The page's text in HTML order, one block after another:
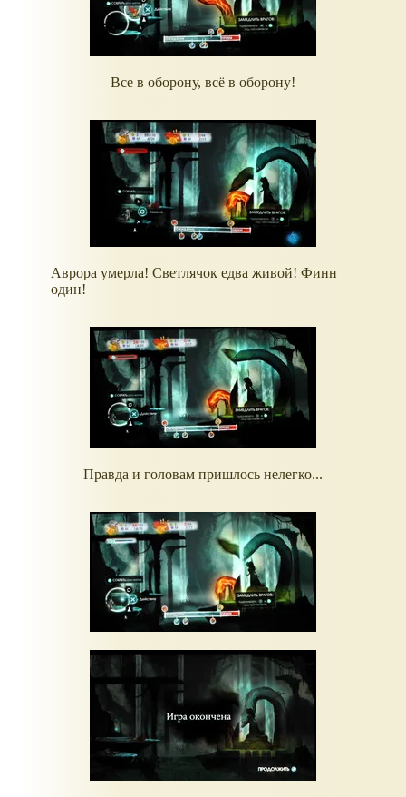
Все в оборону, всё в оборону!
Аврора умерла! Светлячок едва живой! Финн
один!
Правда и головам пришлось нелегко...